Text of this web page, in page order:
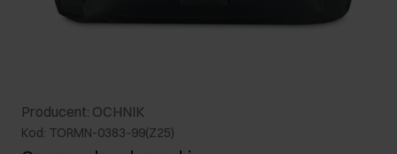
Producent: OCHNIK
Kod: TORMN-0383-99(Z25)